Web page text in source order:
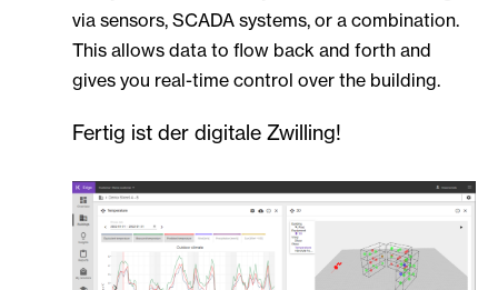
via sensors, SCADA systems, or a combination.
This allows data to flow back and forth and
gives you real-time control over the building.
Fertig ist der digitale Zwilling!